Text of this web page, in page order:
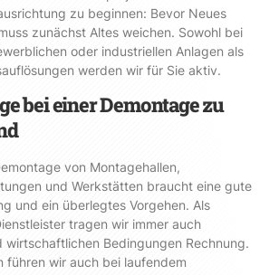
zu beginnen: Bevor Neues
zunächst Altes weichen. Sowohl bei
oder industriellen Anlagen als
werden wir für Sie aktiv.
bei einer Demontage zu
von Montagehallen,
und Werkstätten braucht eine gute
und ein überlegtes Vorgehen. Als
tragen wir immer auch
wirtschaftlichen Bedingungen Rechnung.
führen wir auch bei laufendem